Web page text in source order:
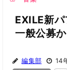
EXILE新パ
一般公募
編集部 14